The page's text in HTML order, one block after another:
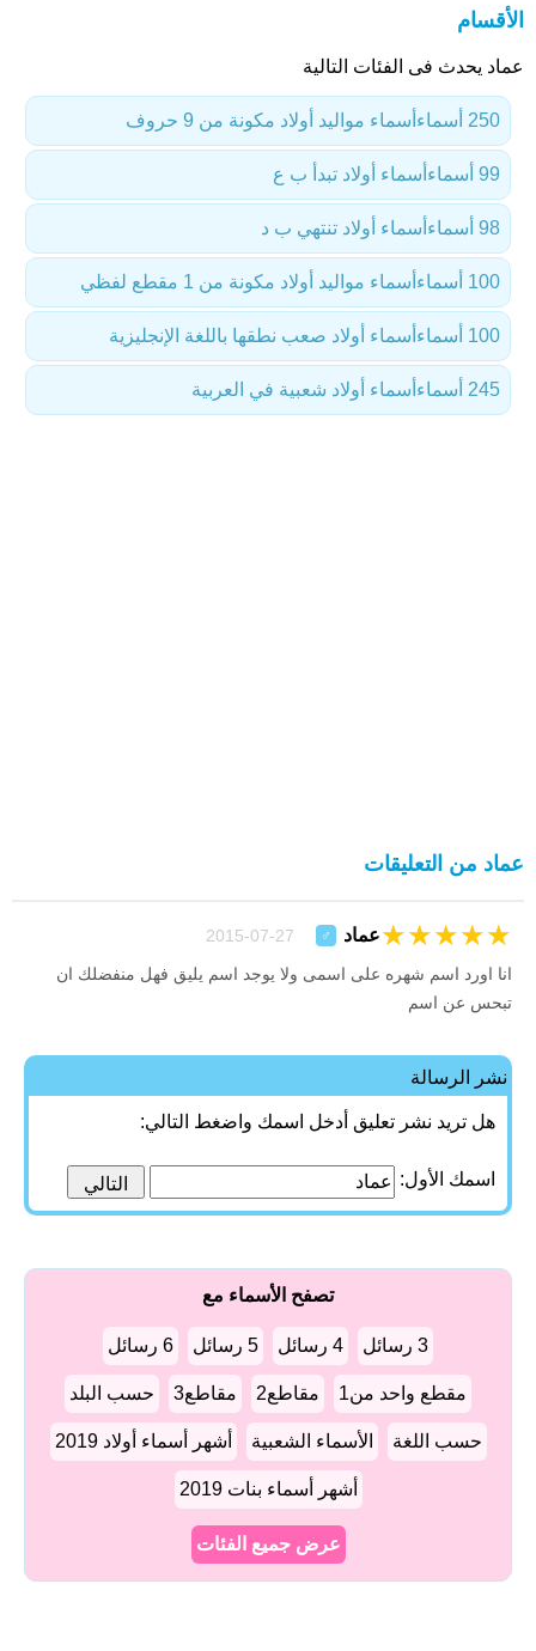
الأقسام
عماد يحدث فى الفئات التالية
أسماء مواليد أولاد مكونة من 9 حروف 250 أسماء
أسماء أولاد تبدأ ب ع 99 أسماء
أسماء أولاد تنتهي ب د 98 أسماء
أسماء مواليد أولاد مكونة من 1 مقطع لفظي 100 أسماء
أسماء أولاد صعب نطقها باللغة الإنجليزية 100 أسماء
أسماء أولاد شعبية في العربية 245 أسماء
عماد من التعليقات
عماد ♂ ★
★
★
★
★
انا اورد اسم شهره على اسمى ولا يوجد اسم يليق فهل منفضلك ان
تبحس عن اسم
نشر الرسالة
هل تريد نشر تعليق أدخل اسمك واضغط التالي:
اسمك الأول:
تصفح الأسماء مع
3 رسائل 4 رسائل 5 رسائل 6 رسائل
مقطع واحد من1 مقاطع2 مقاطع3 حسب البلد
حسب اللغة الأسماء الشعبية أشهر أسماء أولاد 2019
أشهر أسماء بنات 2019
عرض جميع الفئات